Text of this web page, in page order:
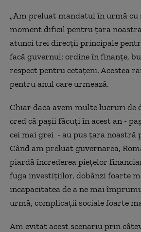
„Am preluat mandatul în urmă
moment dificil pentru țara
atunci trei direcții principale
facă guvernul: ordine în finanțe,
respect pentru cetățeni. Acestea
pentru anul care urmează.
Chiar dacă avem multe lucruri de
cred că pașii făcuți în acest an -
cei mai grei - au pus țara noastră
Când am preluat guvernarea,
piardă încrederea piețelor
fuga investițiilor, dobânzi foarte
incapacitatea de a ne mai
urmă, complicații sociale foarte
Am evitat acest scenariu prin